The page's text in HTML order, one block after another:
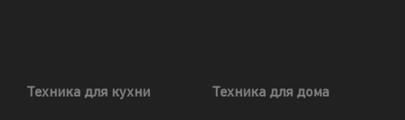
Техника для кухни Техника для дома